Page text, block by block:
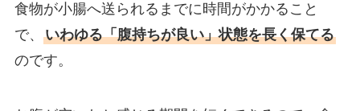
食物が小腸へ送られるまでに時間がかかること
で、 いわゆる「腹持ちが良い」状態を長く保てる
のです。